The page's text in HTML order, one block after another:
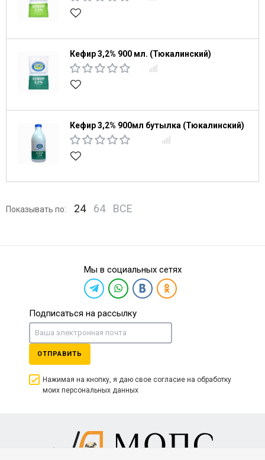
Кефир 3,2% 900 мл. (Тюкалинский)
Кефир 3,2% 900мл бутылка (Тюкалинский)
Показывать по: 24 64 ВСЕ
Мы в социальных сетях
Подписаться на рассылку
ОТПРАВИТЬ
Нажимая на кнопку, я даю свое согласие на обработку
моих персональных данных